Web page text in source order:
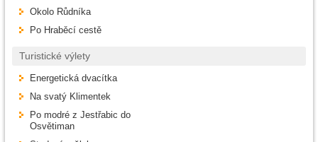
Okolo Růdníka
Po Hraběcí cestě
Turistické výlety
Energetická dvacítka
Na svatý Klimentek
Po modré z Jestřabic do
Osvětiman